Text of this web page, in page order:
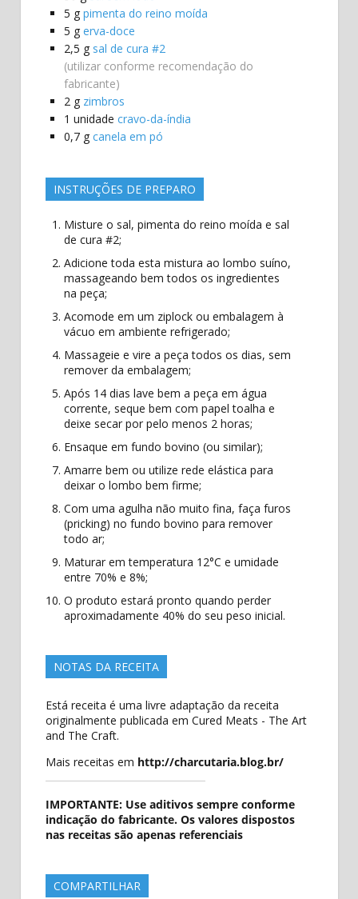
5 g pimenta do reino moída
5 g erva-doce
2,5 g sal de cura #2
(utilizar conforme recomendação do
fabricante)
2 g zimbros
1 unidade cravo-da-índia
0,7 g canela em pó
INSTRUÇÕES DE PREPARO
Misture o sal, pimenta do reino moída e sal
de cura #2;
Adicione toda esta mistura ao lombo suíno,
massageando bem todos os ingredientes
na peça;
Acomode em um ziplock ou embalagem à
vácuo em ambiente refrigerado;
Massageie e vire a peça todos os dias, sem
remover da embalagem;
Após 14 dias lave bem a peça em água
corrente, seque bem com papel toalha e
deixe secar por pelo menos 2 horas;
Ensaque em fundo bovino (ou similar);
Amarre bem ou utilize rede elástica para
deixar o lombo bem firme;
Com uma agulha não muito fina, faça furos
(pricking) no fundo bovino para remover
todo ar;
Maturar em temperatura 12°C e umidade
entre 70% e 8%;
O produto estará pronto quando perder
aproximadamente 40% do seu peso inicial.
NOTAS DA RECEITA
Está receita é uma livre adaptação da receita
originalmente publicada em Cured Meats - The Art
and The Craft.
Mais receitas em http://charcutaria.blog.br/
IMPORTANTE: Use aditivos sempre conforme
indicação do fabricante. Os valores dispostos
nas receitas são apenas referenciais
COMPARTILHAR